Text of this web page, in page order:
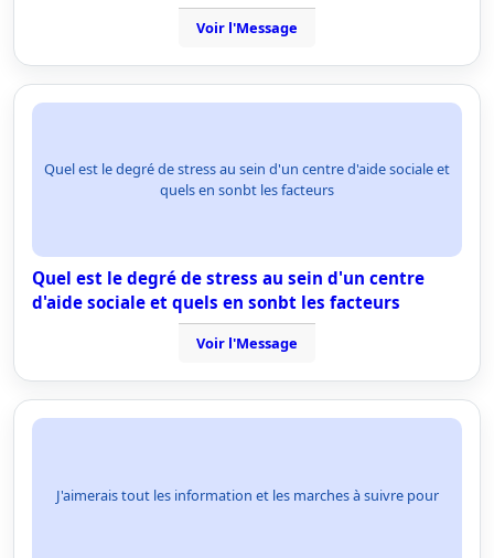
Voir l'Message
Quel est le degré de stress au sein d'un centre d'aide sociale et
quels en sonbt les facteurs
Quel est le degré de stress au sein d'un centre
d'aide sociale et quels en sonbt les facteurs
Voir l'Message
J'aimerais tout les information et les marches à suivre pour